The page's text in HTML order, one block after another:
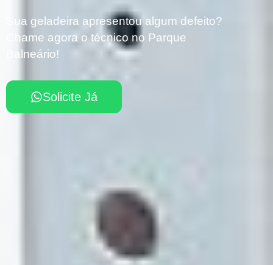
Sua geladeira apresentou algum defeito?
Chame agora o técnico no Parque
Balneário!
Solicite Já